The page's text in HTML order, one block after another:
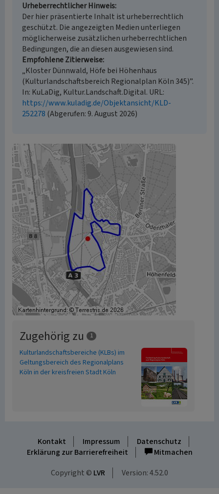
Urheberrechtlicher Hinweis
Der hier präsentierte Inhalt ist urheberrechtlich
geschützt. Die angezeigten Medien unterliegen
möglicherweise zusätzlichen urheberrechtlichen
Bedingungen, die an diesen ausgewiesen sind.
Empfohlene Zitierweise
„Kloster Dünnwald, Höfe bei Höhenhaus
(Kulturlandschaftsbereich Regionalplan Köln 345)”.
In: KuLaDig, Kultur.Landschaft.Digital. URL:
https://www.kuladig.de/Objektansicht/KLD-
252278 (Abgerufen: 9. August 2026)
Zugehörig zu 1
Kulturlandschaftsbereiche (KLBs) im
Geltungsbereich des Regionalplans
Köln in der kreisfreien Stadt Köln
Kontakt Impressum
Datenschutz
Erklärung zur Barrierefreiheit
Mitmachen
Copyright © LVR Version: 4.52.0